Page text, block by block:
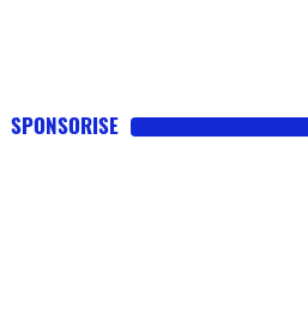
SPONSORISE